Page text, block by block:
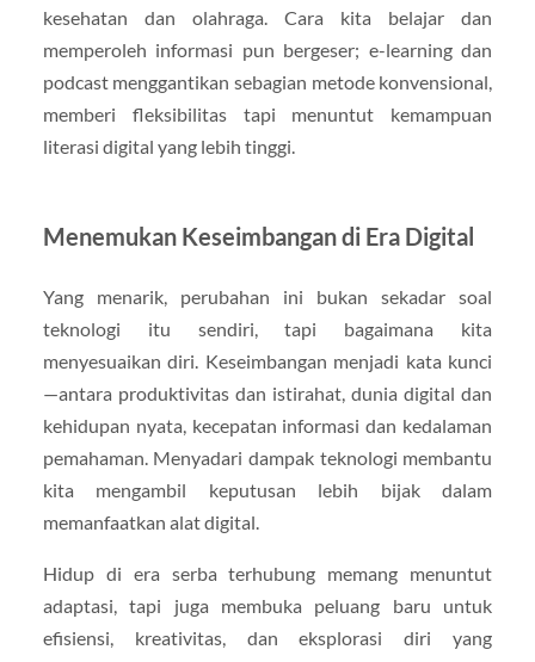
kesehatan dan olahraga. Cara kita belajar dan
memperoleh informasi pun bergeser; e-learning dan
podcast menggantikan sebagian metode konvensional,
memberi fleksibilitas tapi menuntut kemampuan
literasi digital yang lebih tinggi.
Menemukan Keseimbangan di Era Digital
Yang menarik, perubahan ini bukan sekadar soal
teknologi itu sendiri, tapi bagaimana kita
menyesuaikan diri. Keseimbangan menjadi kata kunci
—antara produktivitas dan istirahat, dunia digital dan
kehidupan nyata, kecepatan informasi dan kedalaman
pemahaman. Menyadari dampak teknologi membantu
kita mengambil keputusan lebih bijak dalam
memanfaatkan alat digital.
Hidup di era serba terhubung memang menuntut
adaptasi, tapi juga membuka peluang baru untuk
efisiensi, kreativitas, dan eksplorasi diri yang